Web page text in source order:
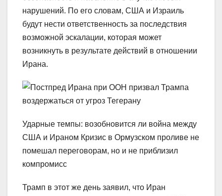
нарушений. По его словам, США и Израиль
будут нести ответственность за последствия
возможной эскалации, которая может
возникнуть в результате действий в отношении
Ирана.
Ударные темпы: возобновится ли война между
США и Ираном Кризис в Ормузском проливе не
помешал переговорам, но и не приблизил
компромисс
Трамп в этот же день заявил, что Иран